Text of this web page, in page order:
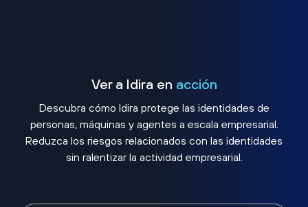
Ver a Idira en acción
Descubra cómo Idira protege las identidades de
personas, máquinas y agentes a escala empresarial.
Reduzca los riesgos relacionados con las identidades
sin ralentizar la actividad empresarial.